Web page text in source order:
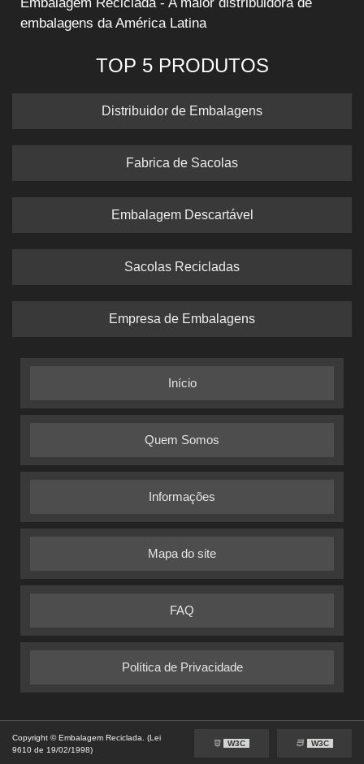
Embalagem Reciclada - A maior distribuidora de
embalagens da América Latina
TOP 5 PRODUTOS
Distribuidor de Embalagens
Fabrica de Sacolas
Embalagem Descartável
Sacolas Recicladas
Empresa de Embalagens
Início
Quem Somos
Informações
Mapa do site
FAQ
Política de Privacidade
Copyright © Embalagem Reciclada. (Lei
9610 de 19/02/1998)
W3C W3C